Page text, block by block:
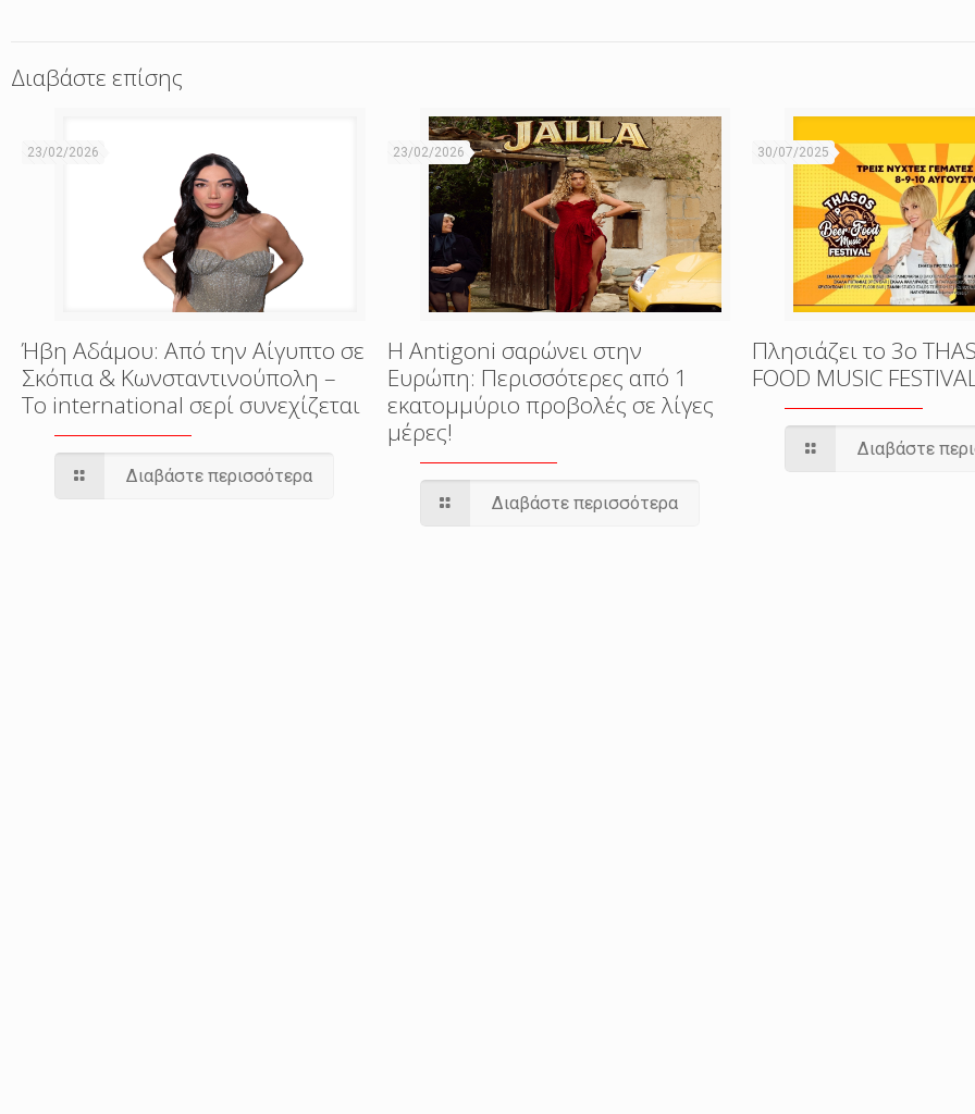
Διαβάστε επίσης
23/02/2026
Ήβη Αδάμου: Από την Αίγυπτο σε
Σκόπια & Κωνσταντινούπολη –
Το international σερί συνεχίζεται
Διαβάστε περισσότερα
23/02/2026
Η Antigoni σαρώνει στην
Ευρώπη: Περισσότερες από 1
εκατομμύριο προβολές σε λίγες
μέρες!
Διαβάστε περισσότερα
30/07/2025
Πλησιάζει το 3o
FOOD MUSIC
Διαβάστε